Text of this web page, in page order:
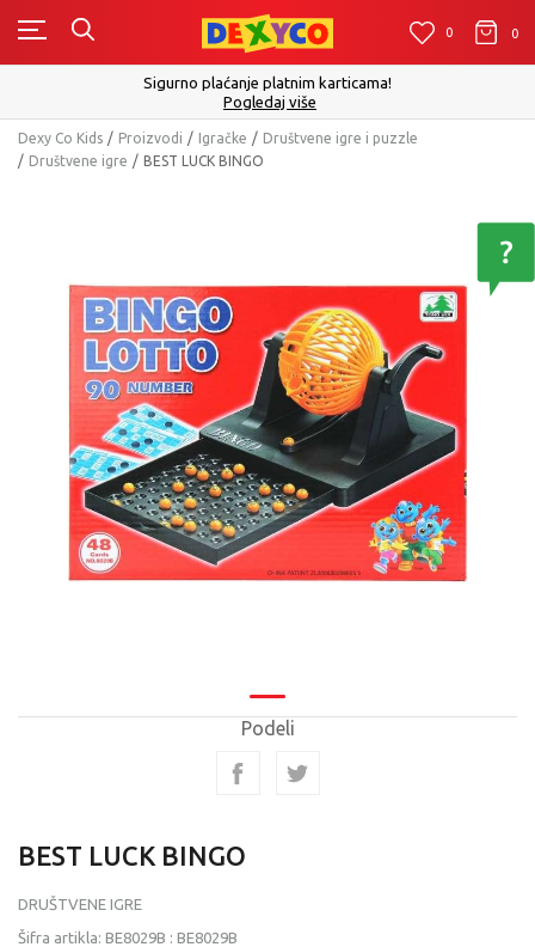
0 0
Click&Collect - Platite karticom Online i
Dexy Co Kids Proizvodi Igračke
Društvene igre i puzzle
Društvene igre
BEST LUCK BINGO
Podeli
BEST LUCK BINGO
DRUŠTVENE IGRE
Šifra artikla: BE8029B : BE8029B